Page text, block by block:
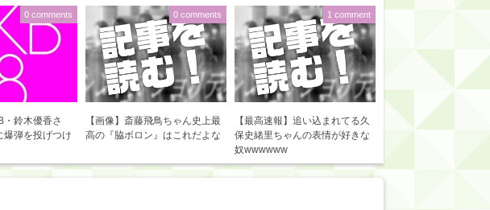
・鈴木優香さ
爆弾を投げつけ
0 comments
【画像】斎藤飛鳥ちゃん史上最
高の『脇ボロン』はこれだよな
0 comments
【最高速報】追い込まれてる久
保史緒里ちゃんの表情が好きな
奴wwwwww
1 comment